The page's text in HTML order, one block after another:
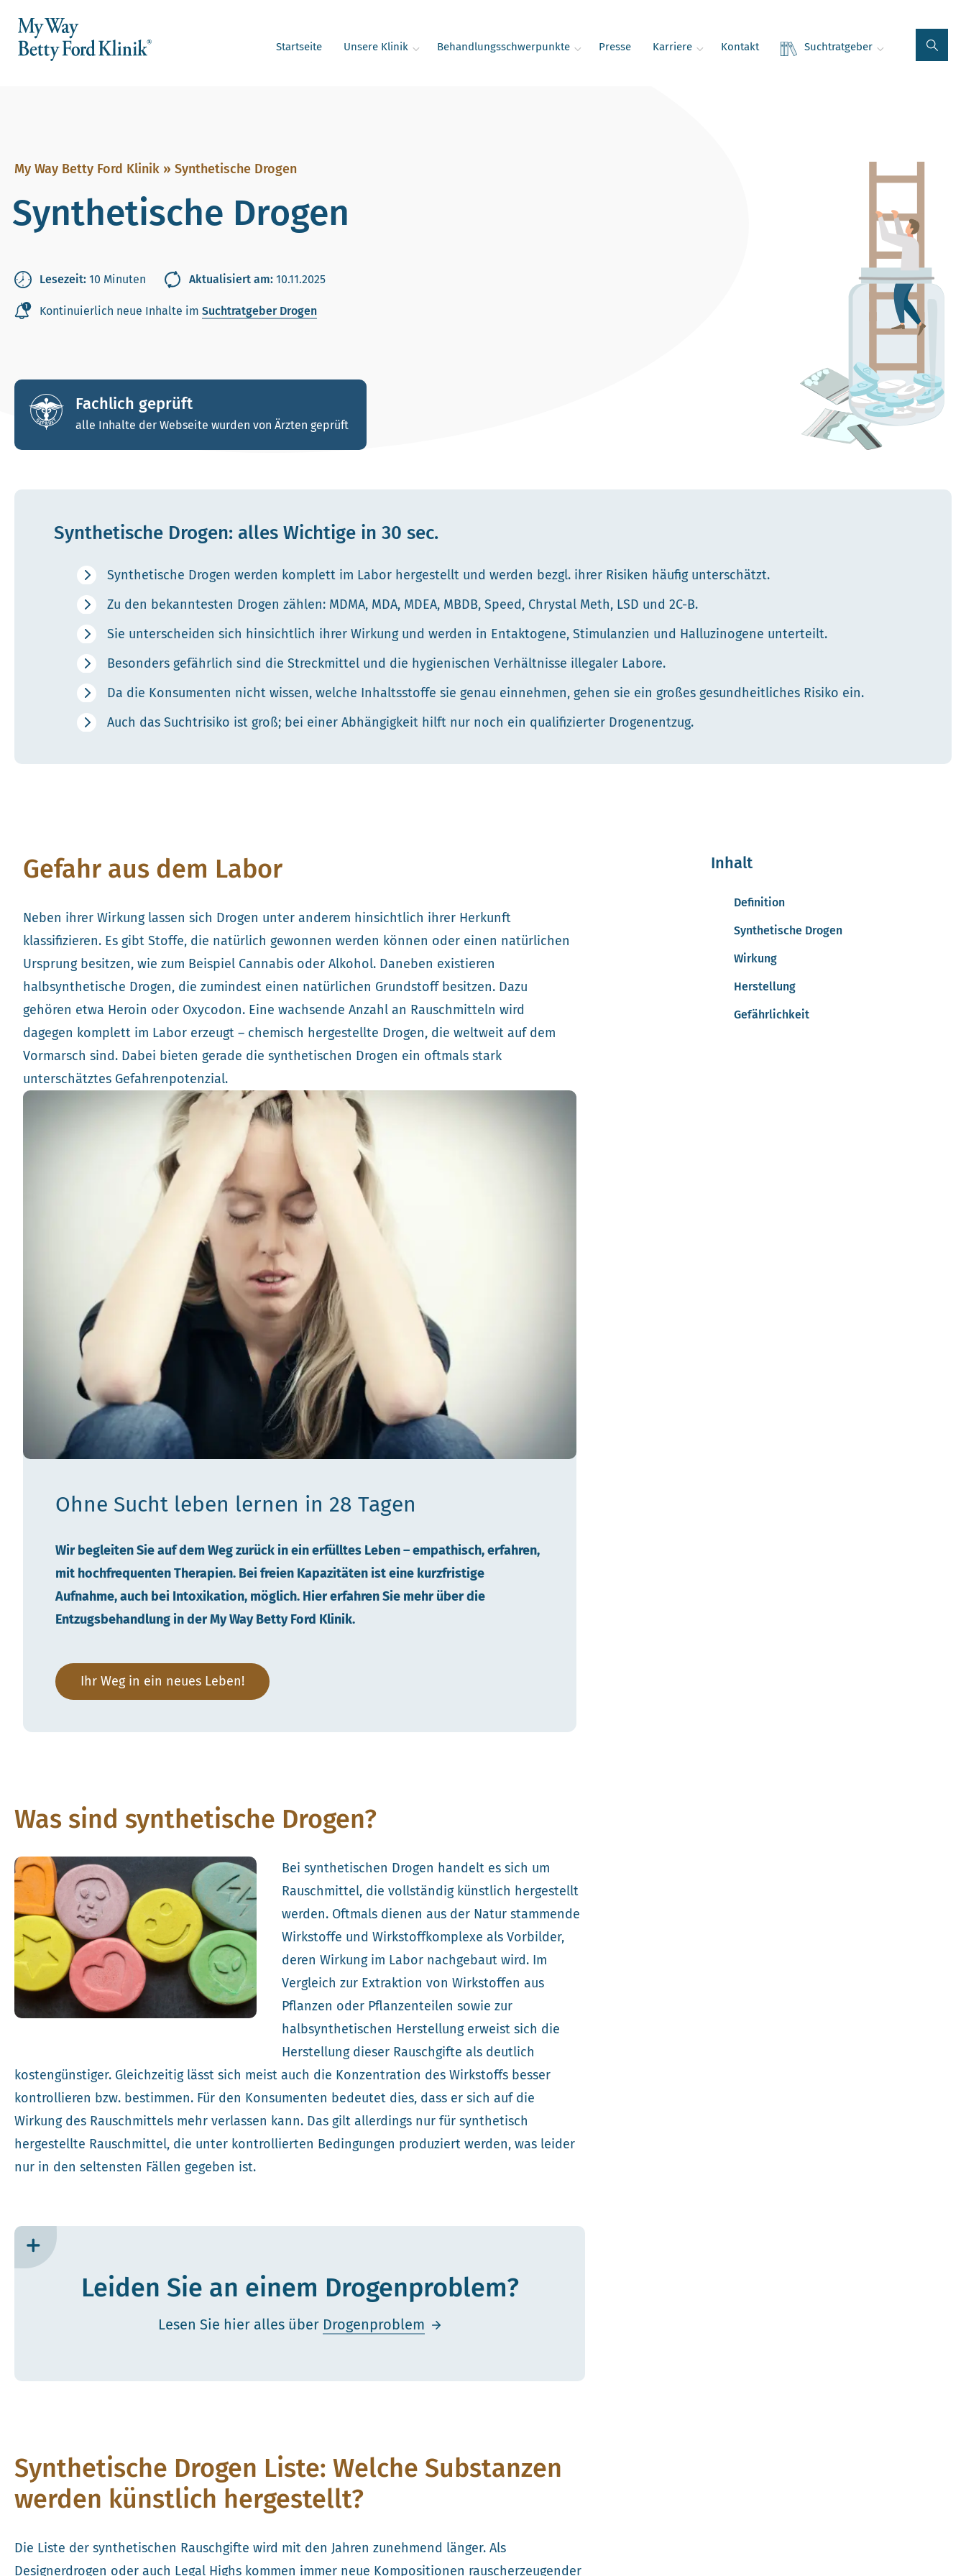
Startseite Unsere Klinik Behandlungsschwerpunkte Presse Karriere Kontakt Suchtratgeber
My Way Betty Ford Klinik » Synthetische Drogen
Synthetische Drogen
Lesezeit: 10 Minuten Aktualisiert am: 10.11.2025
Kontinuierlich neue Inhalte im Suchtratgeber Drogen
Fachlich geprüft
alle Inhalte der Webseite wurden von Ärzten geprüft
Synthetische Drogen: alles Wichtige in 30 sec.
Synthetische Drogen werden komplett im Labor hergestellt und werden bezgl. ihrer Risiken häufig unterschätzt.
Zu den bekanntesten Drogen zählen: MDMA, MDA, MDEA, MBDB, Speed, Chrystal Meth, LSD und 2C-B.
Sie unterscheiden sich hinsichtlich ihrer Wirkung und werden in Entaktogene, Stimulanzien und Halluzinogene unterteilt.
Besonders gefährlich sind die Streckmittel und die hygienischen Verhältnisse illegaler Labore.
Da die Konsumenten nicht wissen, welche Inhaltsstoffe sie genau einnehmen, gehen sie ein großes gesundheitliches Risiko ein.
Auch das Suchtrisiko ist groß; bei einer Abhängigkeit hilft nur noch ein qualifizierter Drogenentzug.
Inhalt
Definition
Synthetische Drogen
Wirkung
Herstellung
Gefährlichkeit
Gefahr aus dem Labor
Neben ihrer Wirkung lassen sich Drogen unter anderem hinsichtlich ihrer Herkunft
klassifizieren. Es gibt Stoffe, die natürlich gewonnen werden können oder einen natürlichen
Ursprung besitzen, wie zum Beispiel Cannabis oder Alkohol. Daneben existieren
halbsynthetische Drogen, die zumindest einen natürlichen Grundstoff besitzen. Dazu
gehören etwa Heroin oder Oxycodon. Eine wachsende Anzahl an Rauschmitteln wird
dagegen komplett im Labor erzeugt – chemisch hergestellte Drogen, die weltweit auf dem
Vormarsch sind. Dabei bieten gerade die synthetischen Drogen ein oftmals stark
unterschätztes Gefahrenpotenzial.
Ohne Sucht leben lernen in 28 Tagen
Wir begleiten Sie auf dem Weg zurück in ein erfülltes Leben – empathisch, erfahren,
mit hochfrequenten Therapien. Bei freien Kapazitäten ist eine kurzfristige
Aufnahme, auch bei Intoxikation, möglich. Hier erfahren Sie mehr über die
Entzugsbehandlung in der My Way Betty Ford Klinik.
Ihr Weg in ein neues Leben!
Was sind synthetische Drogen?
Bei synthetischen Drogen handelt es sich um
Rauschmittel, die vollständig künstlich hergestellt
werden. Oftmals dienen aus der Natur stammende
Wirkstoffe und Wirkstoffkomplexe als Vorbilder,
deren Wirkung im Labor nachgebaut wird. Im
Vergleich zur Extraktion von Wirkstoffen aus
Pflanzen oder Pflanzenteilen sowie zur
halbsynthetischen Herstellung erweist sich die
Herstellung dieser Rauschgifte als deutlich
kostengünstiger. Gleichzeitig lässt sich meist auch die Konzentration des Wirkstoffs besser
kontrollieren bzw. bestimmen. Für den Konsumenten bedeutet dies, dass er sich auf die
Wirkung des Rauschmittels mehr verlassen kann. Das gilt allerdings nur für synthetisch
hergestellte Rauschmittel, die unter kontrollierten Bedingungen produziert werden, was leider
nur in den seltensten Fällen gegeben ist.
Leiden Sie an einem Drogenproblem?
Lesen Sie hier alles über Drogenproblem
Synthetische Drogen Liste: Welche Substanzen
werden künstlich hergestellt?
Die Liste der synthetischen Rauschgifte wird mit den Jahren zunehmend länger. Als
Designerdrogen oder auch Legal Highs kommen immer neue Kompositionen rauscherzeugender